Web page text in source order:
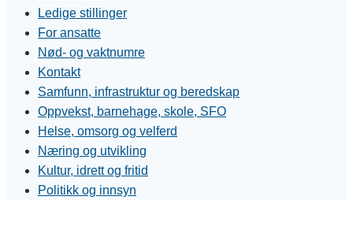
Ledige stillinger
For ansatte
Nød- og vaktnumre
Kontakt
Samfunn, infrastruktur og beredskap
Oppvekst, barnehage, skole, SFO
Helse, omsorg og velferd
Næring og utvikling
Kultur, idrett og fritid
Politikk og innsyn